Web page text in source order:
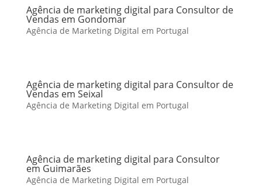
Agência de marketing digital para Consultor de
Vendas em Gondomar
Agência de Marketing Digital em Portugal
Agência de marketing digital para Consultor de
Vendas em Seixal
Agência de Marketing Digital em Portugal
Agência de marketing digital para Consultor
em Guimarães
Agência de Marketing Digital em Portugal